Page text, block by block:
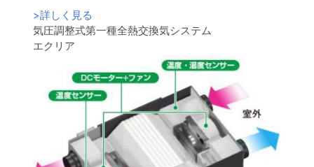
>詳しく見る
気圧調整式第一種全熱交換気システム
エクリア